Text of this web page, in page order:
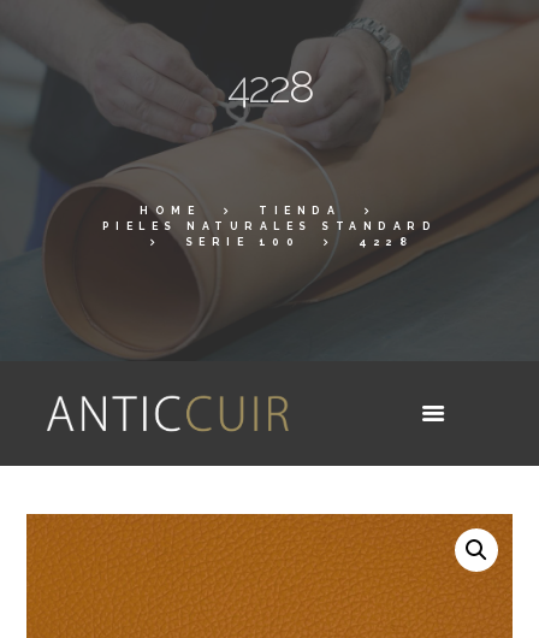
4228
HOME
TIENDA
PIELES NATURALES STANDARD
SERIE 100
4228